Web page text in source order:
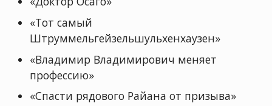
«Тот самый
Штруммельгейзельшульхенхаузен»
«Владимир Владимирович меняет
профессию»
«Спасти рядового Райана от призыва»